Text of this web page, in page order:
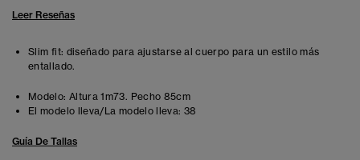
Leer Reseñas
Slim fit: diseñado para ajustarse al cuerpo para un estilo más
entallado.
Modelo: Altura 1m73. Pecho 85cm
El modelo lleva/La modelo lleva: 38
Guía De Tallas